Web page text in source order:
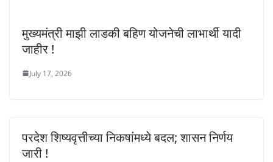
मुख्यमंत्री माझी लाडकी बहिण योजनेची लाभार्थी यादी
जाहीर !
July 17, 2026
परदेश शिष्यवृत्तीच्या निकषांमध्ये बदल; शासन निर्णय
जारी !